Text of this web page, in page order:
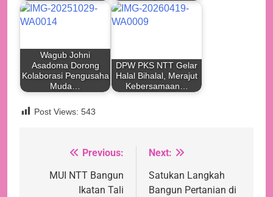
Wagub Johni
Asadoma Dorong
Kolaborasi Pengusaha
Muda…
DPW PKS NTT Gelar
Halal Bihalal, Merajut
Kebersamaan…
Post Views: 543
Navigasi
pos
Previous:
MUI NTT Bangun
Ikatan Tali
Next:
Satukan Langkah
Bangun Pertanian di